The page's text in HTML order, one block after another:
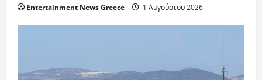
Entertainment News Greece 1 Αυγούστου 2026